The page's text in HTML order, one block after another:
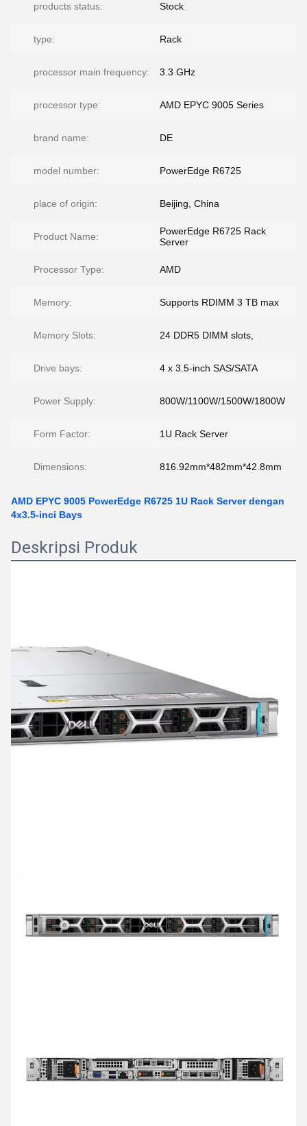
products status: Stock
type: Rack
processor main frequency: 3.3 GHz
processor type: AMD EPYC 9005 Series
brand name: DE
model number: PowerEdge R6725
place of origin: Beijing, China
Product Name:
PowerEdge R6725 Rack
Server
Processor Type: AMD
Memory: Supports RDIMM 3 TB max
Memory Slots: 24 DDR5 DIMM slots,
Drive bays: 4 x 3.5-inch SAS/SATA
Power Supply: 800W/1100W/1500W/1800W
Form Factor: 1U Rack Server
Dimensions: 816.92mm*482mm*42.8mm
AMD EPYC 9005 PowerEdge R6725 1U Rack Server dengan
4x3.5-inci Bays
Deskripsi Produk